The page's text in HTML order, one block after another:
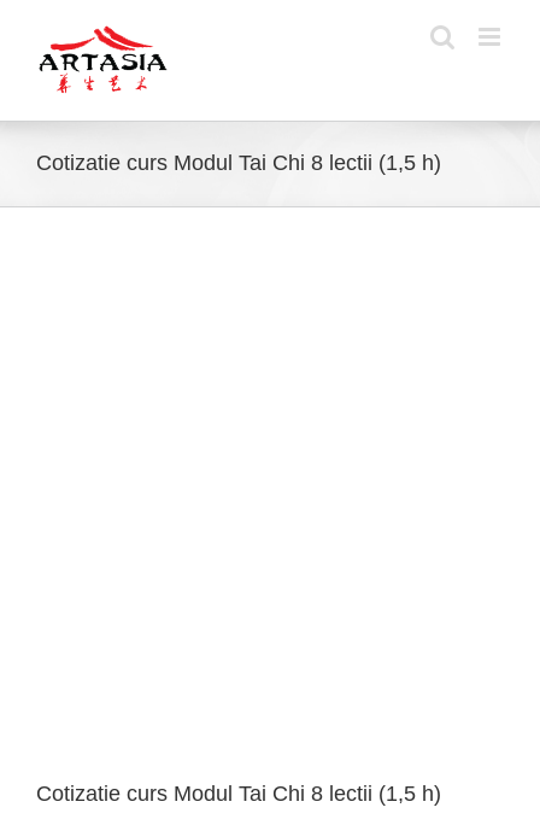
content
Cotizatie curs Modul Tai Chi 8 lectii (1,5 h)
Cotizatie curs Modul Tai Chi 8 lectii (1,5 h)